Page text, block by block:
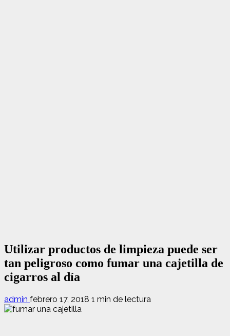
Utilizar productos de limpieza puede ser
tan peligroso como fumar una cajetilla de
cigarros al día
admin febrero 17, 2018 1 min de lectura